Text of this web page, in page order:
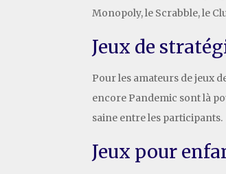
Monopoly, le Scrabble, le
Jeux de
Pour les amateurs de jeux
encore Pandemic sont là
saine entre les participants.
Jeux pour